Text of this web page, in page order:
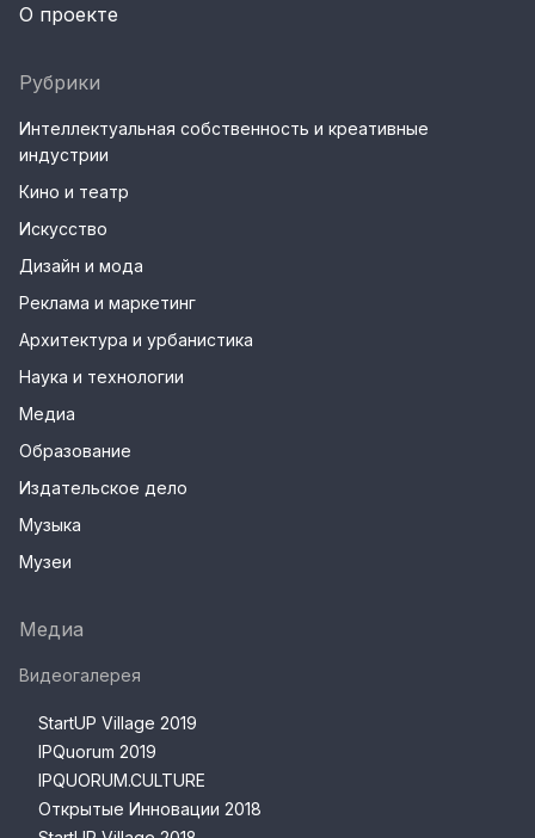
О проекте
Рубрики
Интеллектуальная собственность и креативные
индустрии
Кино и театр
Искусство
Дизайн и мода
Реклама и маркетинг
Архитектура и урбанистика
Наука и технологии
Медиа
Образование
Издательское дело
Музыка
Музеи
Медиа
Видеогалерея
StartUP Village 2019
IPQuorum 2019
IPQUORUM.CULTURE
Открытые Инновации 2018